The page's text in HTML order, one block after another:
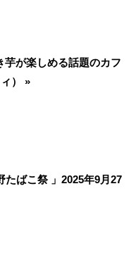
芋が楽しめる話題のカフ
） »
たばこ祭 」2025年9月27